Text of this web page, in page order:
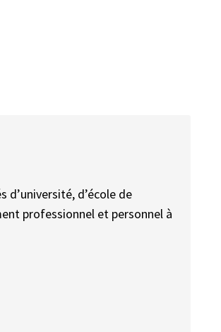
d’école de
professionnel et personnel à